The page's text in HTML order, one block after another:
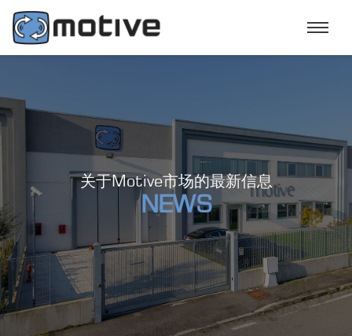
关于Motive市场的最新信息
NEWS